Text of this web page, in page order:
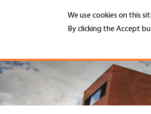
We use cookies on this
By clicking the Accept
Hauptnavigation
PORTRAIT
DIENSTLEISTUNGEN
MENU